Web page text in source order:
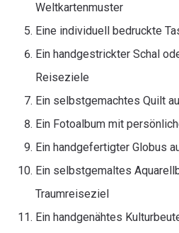
Weltkartenmuster
Eine individuell bedruckte
Ein handgestrickter Schal
Reiseziele
Ein selbstgemachtes Quilt
Ein Fotoalbum mit
Ein handgefertigter Globus
Ein selbstgemaltes
Traumreiseziel
Ein handgenähtes